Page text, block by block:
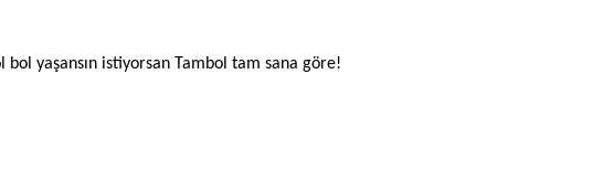
yaşansın istiyorsan Tambol tam sana göre!